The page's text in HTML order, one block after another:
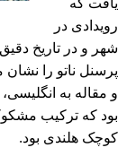
رویدادی در
شهر و در تاریخ
پرسنل ناتو را
و مقاله به
بود که ترکیب
کوچک هلندی بود.